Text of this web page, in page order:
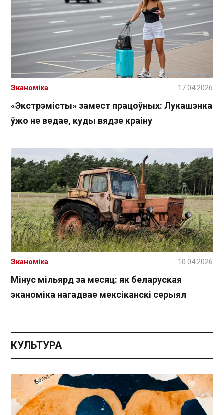
«Экстрэмісты» замест працоўных: Лукашэнка
ўжо не ведае, куды вядзе краіну
Эканоміка 17.04.2026
Мінус мільярд за месяц: як беларуская
эканоміка нагадвае мексіканскі серыял
Эканоміка 10.04.2026
КУЛЬТУРА